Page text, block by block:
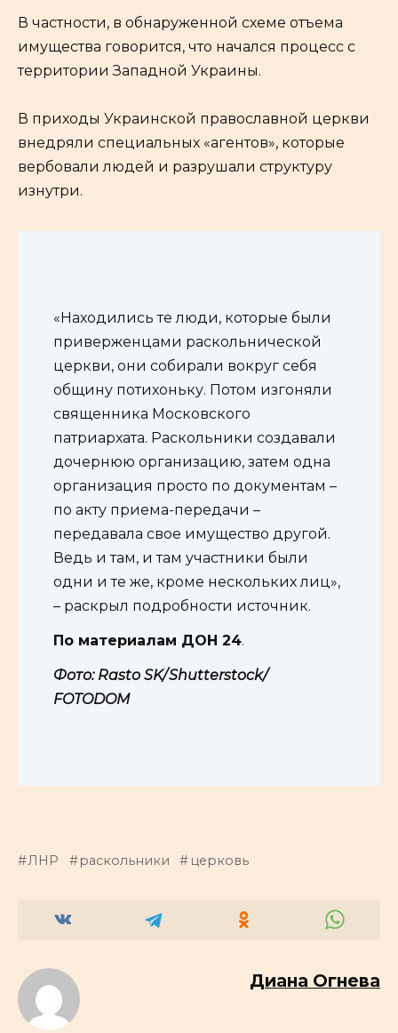
В частности, в обнаруженной схеме отъема
имущества говорится, что начался процесс с
территории Западной Украины.
В приходы Украинской православной церкви
внедряли специальных «агентов», которые
вербовали людей и разрушали структуру
изнутри.
«Находились те люди, которые были
приверженцами раскольнической
церкви, они собирали вокруг себя
общину потихоньку. Потом изгоняли
священника Московского
патриархата. Раскольники создавали
дочернюю организацию, затем одна
организация просто по документам –
по акту приема-передачи –
передавала свое имущество другой.
Ведь и там, и там участники были
одни и те же, кроме нескольких лиц»,
– раскрыл подробности источник.
По материалам ДОН 24.
Фото: Rasto SK/ Shutterstock/
FOTODOM
ЛНР раскольники церковь
Диана Огнева